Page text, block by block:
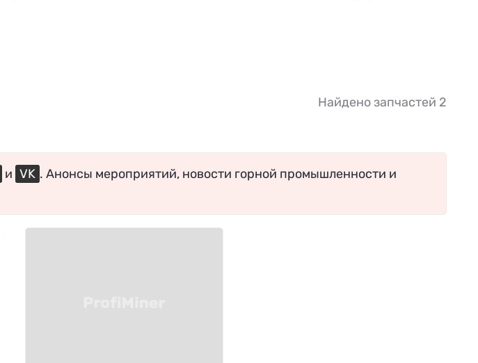
Найдено запчастей 2
и VK . Анонсы мероприятий, новости горной промышленности и